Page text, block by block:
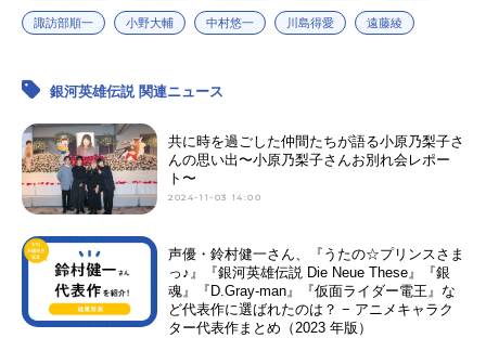
諏訪部順一 小野大輔 中村悠一 川島得愛 遠藤綾
銀河英雄伝説 関連ニュース
共に時を過ごした仲間たちが語る小原乃梨子さ
んの思い出〜小原乃梨子さんお別れ会レポー
ト〜
2024-11-03 14:00
声優・鈴村健一さん、『うたの☆プリンスさま
っ♪』『銀河英雄伝説 Die Neue These』『銀
魂』『D.Gray-man』『仮面ライダー電王』な
ど代表作に選ばれたのは？ − アニメキャラク
ター代表作まとめ（2023 年版）